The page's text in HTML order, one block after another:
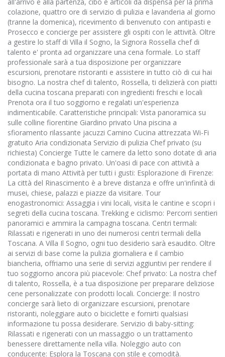
colazione, quattro ore di servizio di pulizia e lavanderia al giorno
(tranne la domenica), ricevimento di benvenuto con antipasti e
Prosecco e concierge per assistere gli ospiti con le attività. Oltre
a gestire lo staff di Villa il Sogno, la Signora Rossella chef di
talento e' pronta ad organizzare una cena formale. Lo staff
professionale sarà a tua disposizione per organizzare
escursioni, prenotare ristoranti e assistere in tutto ciò di cui hai
bisogno. La nostra chef di talento, Rossella, ti delizierà con piatti
della cucina toscana preparati con ingredienti freschi e locali
Prenota ora il tuo soggiorno e regalati un'esperienza
indimenticabile. Caratteristiche principali: Vista panoramica su
sulle colline fiorentine Giardino privato Una piscina a
sfioramento rilassante jacuzzi Camino Cucina attrezzata Wi-Fi
gratuito Aria condizionata Servizio di pulizia Chef privato (su
richiesta) Concierge Tutte le camere da letto sono dotate di aria
condizionata e bagno privato. Un'oasi di pace con attività a
portata di mano Attività per tutti i gusti: Esplorazione di Firenze:
La città del Rinascimento è a breve distanza e offre un'infinità di
musei, chiese, palazzi e piazze da visitare. Tour
enogastronomici: Assaggia i vini locali, visita le cantine e scopri i
segreti della cucina toscana. Trekking e ciclismo: Percorri sentieri
panoramici e ammira la campagna toscana. Centri termali:
Rilassati e rigenerati in uno dei numerosi centri termali della
Toscana. A Villa Il Sogno, ogni tuo desiderio sarà esaudito. Oltre
ai servizi di base come la pulizia giornaliera e il cambio
biancheria, offriamo una serie di servizi aggiuntivi per rendere il
tuo soggiorno ancora più piacevole: Chef privato: La nostra chef
di talento, Rossella, è a tua disposizione per preparare deliziose
cene personalizzate con prodotti locali. Concierge: Il nostro
concierge sarà lieto di organizzare escursioni, prenotare
ristoranti, noleggiare auto o biciclette e fornirti qualsiasi
informazione tu possa desiderare. Servizio di baby-sitting:
Rilassati e rigenerati con un massaggio o un trattamento
benessere direttamente nella villa. Noleggio auto con
conducente: Esplora la Toscana con stile e comodità.